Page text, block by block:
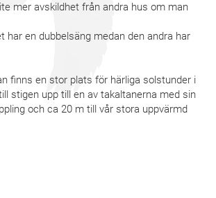
mer avskildhet från andra hus om man
har en dubbelsäng medan den andra har
finns en stor plats för härliga solstunder i
stigen upp till en av takaltanerna med sin
och ca 20 m till vår stora uppvärmd